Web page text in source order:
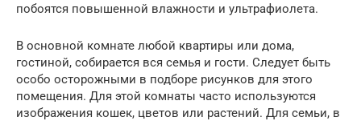
побоятся повышенной влажности и ультрафиолета.
В основной комнате любой квартиры или дома,
гостиной, собирается вся семья и гости. Следует быть
особо осторожными в подборе рисунков для этого
помещения. Для этой комнаты часто используются
изображения кошек, цветов или растений. Для семьи, в